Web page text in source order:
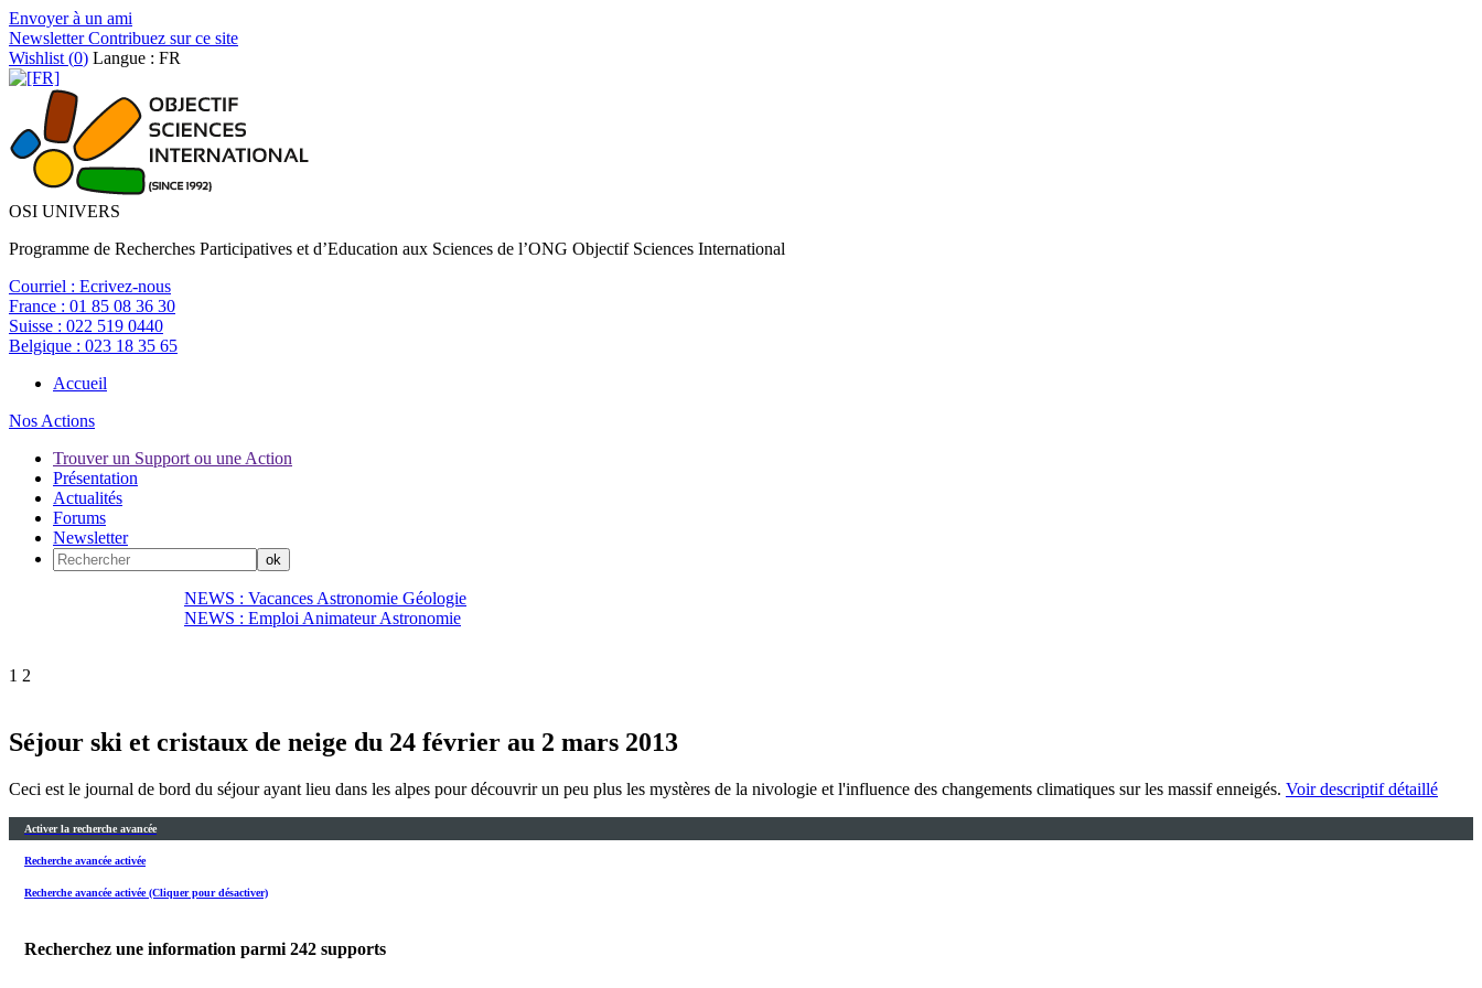
Envoyer à un ami
NewsletterContribuez sur ce site
Wishlist (0) Langue : FR
OSI UNIVERS
Programme de Recherches Participatives et d’Education aux Sciences de l’ONG Objectif Sciences International
Courriel : Ecrivez-nous
France : 01 85 08 36 30
Suisse : 022 519 0440
Belgique : 023 18 35 65
Accueil
Nos Actions
Trouver un Support ou une Action
Présentation
Actualités
Forums
Newsletter
NEWS : Vacances Astronomie Géologie
NEWS : Emploi Animateur Astronomie
1 2
Séjour ski et cristaux de neige du 24 février au 2 mars 2013
Ceci est le journal de bord du séjour ayant lieu dans les alpes pour découvrir un peu plus les mystères de la nivologie et l'influence des changements climatiques sur les massif enneigés. Voir descriptif détaillé
Activer la recherche avancée
Recherche avancée activée
Recherche avancée activée (Cliquer pour désactiver)
Recherchez une information parmi 242 supports